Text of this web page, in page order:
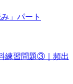
練習問題③｜頻出